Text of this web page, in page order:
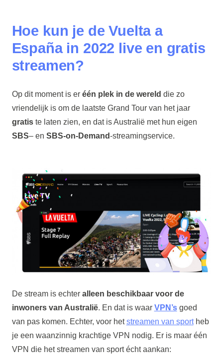
Hoe kun je de Vuelta a
España in 2022 live en gratis
streamen?
Op dit moment is er één plek in de wereld die zo
vriendelijk is om de laatste Grand Tour van het jaar
gratiste laten zien, en dat is Australië met hun eigen
SBS– en SBS-on-Demand-streamingservice.
De stream is echter alleen beschikbaar voor de
inwoners van Australië. En dat is waar VPN’sgoed
van pas komen. Echter, voor hetstreamen van sportheb
je een waanzinnig krachtige VPN nodig. Er is maar één
VPN die het streamen van sport écht aankan: